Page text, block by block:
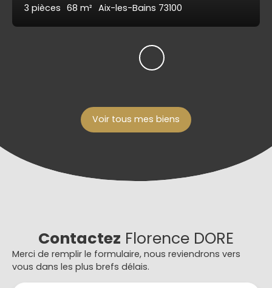
3 pièces 68 m² Aix-les-Bains 73100
Voir tous mes biens
Contactez Florence DORE
Merci de remplir le formulaire, nous reviendrons vers
vous dans les plus brefs délais.